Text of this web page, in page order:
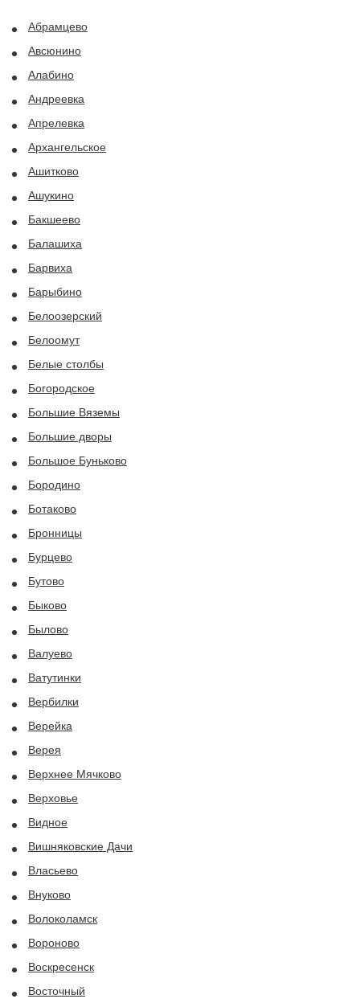
Абрамцево
Авсюнино
Алабино
Андреевка
Апрелевка
Архангельское
Ашитково
Ашукино
Бакшеево
Балашиха
Барвиха
Барыбино
Белоозерский
Белоомут
Белые столбы
Богородское
Большие Вяземы
Большие дворы
Большое Буньково
Бородино
Ботаково
Бронницы
Бурцево
Бутово
Быково
Былово
Валуево
Ватутинки
Вербилки
Верейка
Верея
Верхнее Мячково
Верховье
Видное
Вишняковские Дачи
Власьево
Внуково
Волоколамск
Вороново
Воскресенск
Восточный